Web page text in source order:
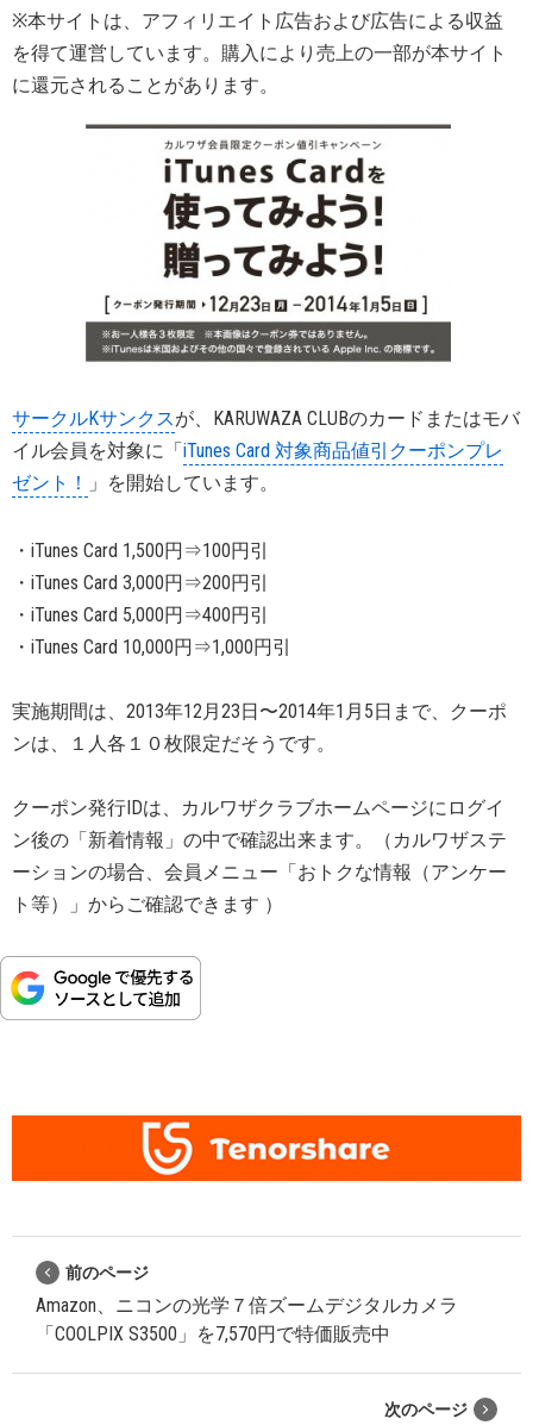
※本サイトは、アフィリエイト広告および広告による収益
を得て運営しています。購入により売上の一部が本サイト
に還元されることがあります。
サークルKサンクスが、KARUWAZA CLUBのカードまたはモバ
イル会員を対象に「iTunes Card 対象商品値引クーポンプレ
ゼント！
」を開始しています。
・iTunes Card 1,500円⇒100円引
・iTunes Card 3,000円⇒200円引
・iTunes Card 5,000円⇒400円引
・iTunes Card 10,000円⇒1,000円引
実施期間は、2013年12月23日〜2014年1月5日まで、クーポ
ンは、１人各１０枚限定だそうです。
クーポン発行IDは、カルワザクラブホームページにログイ
ン後の「新着情報」の中で確認出来ます。（カルワザステ
ーションの場合、会員メニュー「おトクな情報（アンケー
ト等）」からご確認できます ）
前のページ
Amazon、ニコンの光学７倍ズームデジタルカメラ
「COOLPIX S3500」を7,570円で特価販売中
次のページ